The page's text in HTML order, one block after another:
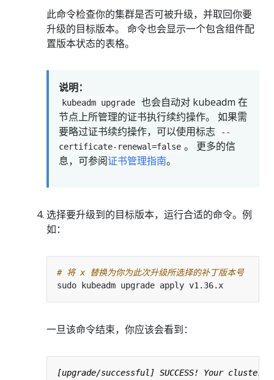
此命令检查你的集群是否可被升级，并取回你要
升级的目标版本。 命令也会显示一个包含组件配
置版本状态的表格。
说明：
kubeadm upgrade
也会自动对 kubeadm 在
节点上所管理的证书执行续约操作。 如果需
要略过证书续约操作，可以使用标志
--
certificate-renewal=false 。 更多的信
息，可参阅证书管理指南。
选择要升级到的目标版本，运行合适的命令。例
如：
# 将 x 替换为你为此次升级所选择的补丁版本号
一旦该命令结束，你应该会看到：